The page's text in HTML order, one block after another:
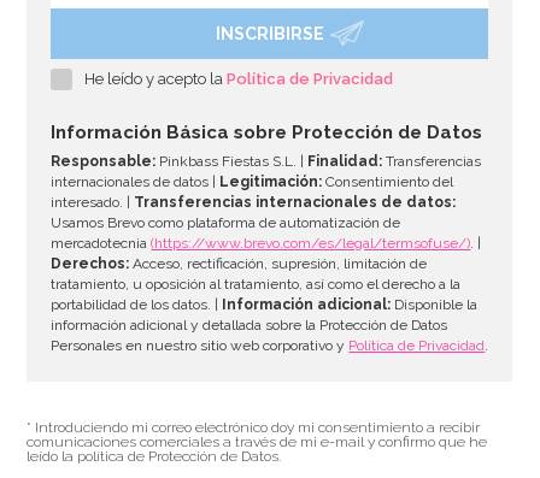
INSCRIBIRSE
He leído y acepto laPolítica de Privacidad
Información Básica sobre Protección de Datos
Responsable: Pinkbass Fiestas S.L. | Finalidad: Transferencias
internacionales de datos |
Legitimación: Consentimiento del
interesado. | Transferencias internacionales de datos:
Usamos Brevo como plataforma de automatización de
mercadotecnia(https://www.brevo.com/es/legal/termsofuse/). |
Derechos: Acceso, rectificación, supresión, limitación de
tratamiento, u oposición al tratamiento, así como el derecho a la
portabilidad de los datos. |
Información adicional: Disponible la
información adicional y detallada sobre la Protección de Datos
Personales en nuestro sitio web corporativo y Política de Privacidad.
* Introduciendo mi correo electrónico doy mi consentimiento a recibir
comunicaciones comerciales a través de mi e-mail y confirmo que he
leído la política de Protección de Datos.